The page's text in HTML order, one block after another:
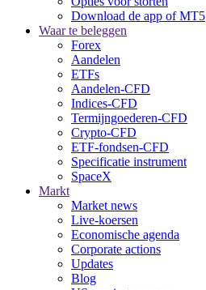
Download de app of MT5
Waar te beleggen
Forex
Aandelen
ETFs
Aandelen-CFD
Indices-CFD
Termijngoederen-CFD
Crypto-CFD
ETF-fondsen-CFD
Specificatie instrument
SpaceX
Markt
Market news
Live-koersen
Economische agenda
Corporate actions
Updates
Blog